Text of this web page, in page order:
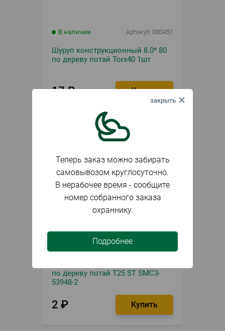
В наличии Артикул 080451
Шуруп конструкционный 8.0* 80
по дереву потай Torx40 1шт
17 ₽
Артикул
по дереву потай T25 ST SMC3-
53948-2
2 ₽
Теперь заказ можно забирать
самовывозом круглосуточно.
В нерабочее время - сообщите
номер собранного заказа
охраннику.
Подробнее